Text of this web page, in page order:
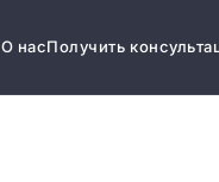
О насПолучить